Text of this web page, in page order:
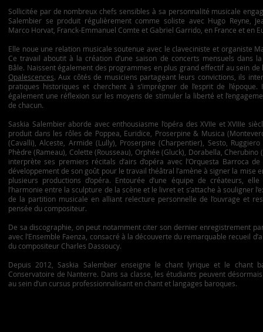
Sollicitée par de nombreux chefs sensibles à sa personnalité musicale
Salembier se produit régulièrement comme soliste avec Hugo Reyne,
Marco Horvat, Franck-Emmanuel Comte et Gabriel Garrido, en France et en
Elle noue une relation musicale soutenue avec le claveciniste et organiste
Ce travail aboutit à la création d’une saison de concerts mensuels dans
Bâle. Naissent également des programmes en plus grand effectif au sein de
Opalescences. Aux côtés de musiciens partageant leurs convictions, ils
pratiques historiques et cherchent à s’imprégner de l’esprit de l’époque.
également une réflexion sur les moyens de stimuler la liberté et
de chacun.
Saskia Salembier aborde avec enthousiasme l’opéra des XVIIe et XVIIIe
produit dans les rôles de Poppea, Euridice, Proserpine & Musica
(Cavalli), Alceste, Armide (Lully), Proserpine (Charpentier), Sesto, Ruggiero
Phèdre (Rameau), Colette (Rousseau), Orphée (Gluck), Dorabella, Cherubino
interprète ses premiers récitals d’airs d’opéra avec l’Orquesta Barroca de
développement de son goût pour le travail théâtral l’amène à signer la mise
plusieurs productions d’opéra. Entourée d’une équipe de créateurs, elle
l’harmonie entre la sculpture de la scène et le livret et s’attache à souligner
de la partition musicale en alliant relecture personnelle de l’ouvrage et
pensée du compositeur.
De sa discographie, on peut notamment citer son dernier enregistrement
avec l’Ensemble Faenza, consacré à la découverte du remarquable recueil
du compositeur Charles Dassoucy.
Depuis 2012, Saskia Salembier enseigne le chant lyrique et le chant
Conservatoire de Nanterre. Dans sa classe, les étudiants peuvent
au sein d’un cursus professionnalisant en chant et langages baroques.